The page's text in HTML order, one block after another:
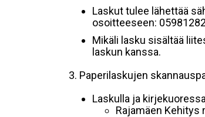
Laskut tulee lähettää
osoitteeseen:
Mikäli lasku sisältää
laskun kanssa.
3. Paperilaskujen
Laskulla ja
Rajamäen Kehitys